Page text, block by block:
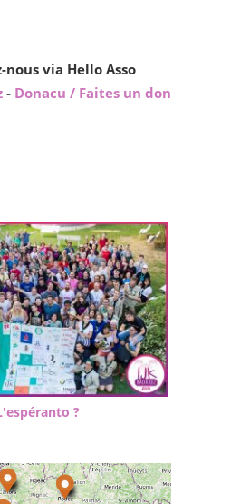
nous via Hello Asso
- Donacu / Faites un don
?